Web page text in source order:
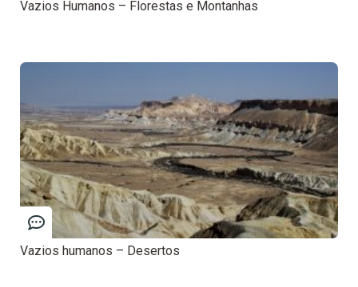
Vazios Humanos – Florestas e Montanhas
Vazios humanos – Desertos